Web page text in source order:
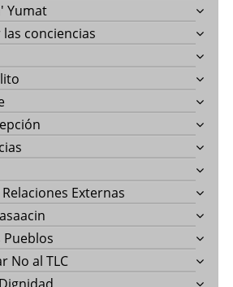
Yumat
conciencias
Externas
Pueblos
No al TLC